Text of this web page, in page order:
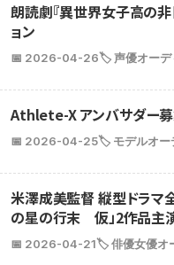
朗読劇『異世界女子高の
ョン
📅 2026-04-26🏷️ 声優オーデ
Athlete-X アンバサダー
📅 2026-04-25🏷️ モデルオー
米澤成美監督 縦型ドラマ
の星の行末 仮」2作品主
📅 2026-04-21🏷️ 俳優女優オ